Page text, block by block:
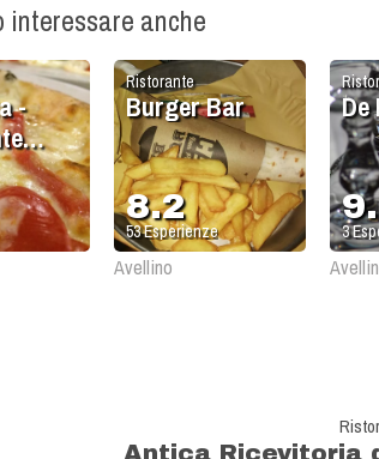
interessare anche
De
3
Ristorante
Burger Bar
8.2
53Esperienze
Avellino
-
Antica Ricevitoria